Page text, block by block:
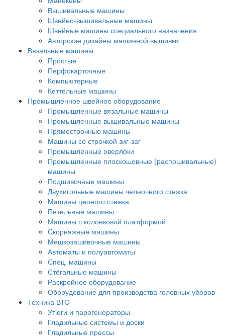
Вышивальные машины
Швейно-вышивальные машины
Швейные машины специального назначения
Авторские дизайны машинной вышивки
Вязальные машины
Простые
Перфокарточные
Компьютерные
Кеттельные машины
Промышленное швейное оборудование
Промышленные вязальные машины
Промышленные вышивальные машины
Прямострочные машины
Машины со строчкой зиг-заг
Промышленные оверлоки
Промышленные плоскошовные (распошивальные)
машины
Подшивочные машины
Двухигольные машины челночного стежка
Машины цепного стежка
Петельные машины
Машины с колонковой платформой
Cкорняжные машины
Мешкозашивочные машины
Автоматы и полуавтоматы
Спец. машины
Стёгальные машины
Раскройное оборудование
Оборудование для производства головных уборов
Техника ВТО
Утюги и парогенераторы
Гладильные системы и доски
Гладильные прессы